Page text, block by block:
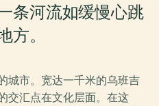
条河流如缓慢心跳
。
城市。宽达一千米的乌班吉
交汇点在文化层面。在这